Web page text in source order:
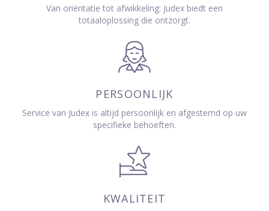
Van oriëntatie tot afwikkeling: Judex biedt een
totaaloplossing die ontzorgt.
PERSOONLIJK
Service van Judex is altijd persoonlijk en afgestemd op uw
specifieke behoeften.
KWALITEIT